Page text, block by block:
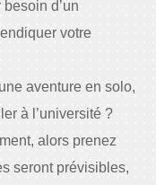
d’un
votre
aventure en solo,
à l’université ?
alors prenez
seront prévisibles,